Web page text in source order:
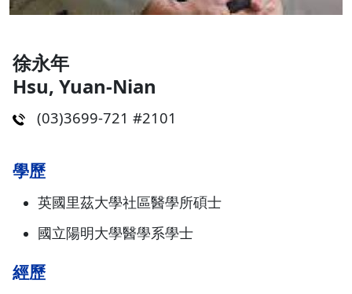
徐永年
Hsu, Yuan-Nian
(03)3699-721 #2101
學歷
英國里茲大學社區醫學所碩士
國立陽明大學醫學系學士
經歷